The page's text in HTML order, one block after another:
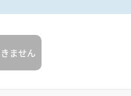
ません